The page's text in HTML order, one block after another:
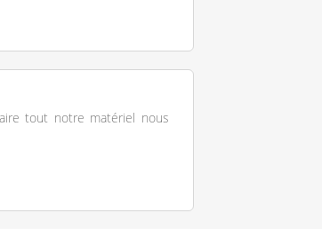
tout notre matériel nous